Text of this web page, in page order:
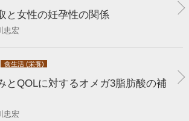
と女性の妊孕性の関係
忠宏
食生活 (栄養)
とQOLに対するオメガ3脂肪酸の補
忠宏